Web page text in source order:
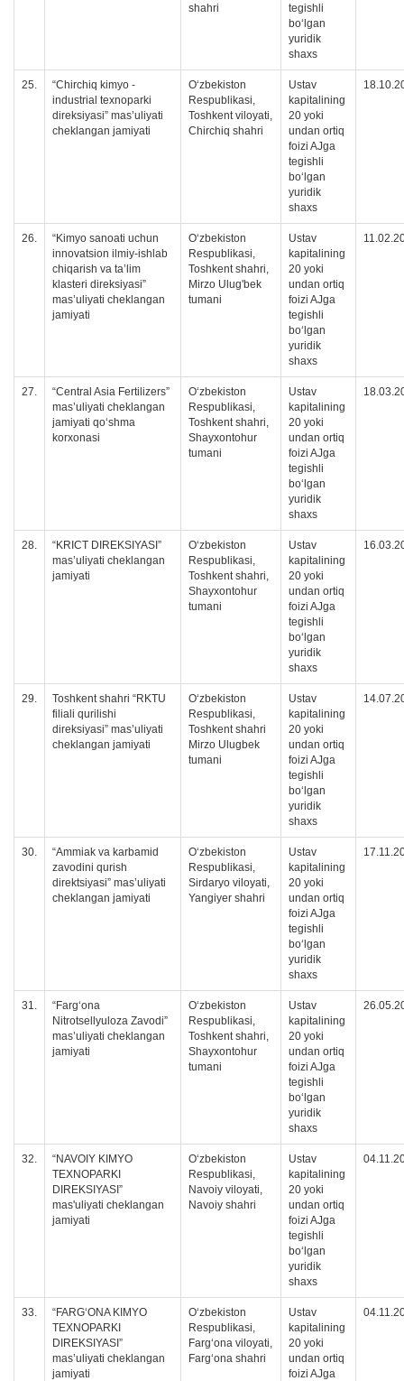
shahri
tegishli
boʻlgan
yuridik
shaxs
25.
“Chirchiq kimyo -
industrial texnoparki
direksiyasi” mas’uliyati
cheklangan jamiyati
O‘zbekiston
Respublikasi,
Toshkent viloyati,
Chirchiq shahri
Ustav
kapitalining
20 yoki
undan ortiq
foizi AJga
tegishli
boʻlgan
yuridik
shaxs
26.
“Kimyo sanoati uchun
innovatsion ilmiy-ishlab
chiqarish va ta’lim
klasteri direksiyasi”
mas’uliyati cheklangan
jamiyati
Oʻzbekiston
Respublikasi,
Toshkent shahri,
Mirzo Ulug'bek
tumani
Ustav
kapitalining
20 yoki
undan ortiq
foizi AJga
tegishli
boʻlgan
yuridik
shaxs
27.
“Central Asia Fertilizers”
mas’uliyati cheklangan
jamiyati qo‘shma
korxonasi
O‘zbekiston
Respublikasi,
Toshkent shahri,
Shayxontohur
tumani
Ustav
kapitalining
20 yoki
undan ortiq
foizi AJga
tegishli
boʻlgan
yuridik
shaxs
28.
“KRICT DIREKSIYASI”
mas’uliyati cheklangan
jamiyati
O‘zbekiston
Respublikasi,
Toshkent shahri,
Shayxontohur
tumani
Ustav
kapitalining
20 yoki
undan ortiq
foizi AJga
tegishli
boʻlgan
yuridik
shaxs
29.
Toshkent shahri “RKTU
filiali qurilishi
direksiyasi” mas’uliyati
cheklangan jamiyati
O‘zbekiston
Respublikasi,
Toshkent shahri
Mirzo Ulugbek
tumani
Ustav
kapitalining
20 yoki
undan ortiq
foizi AJga
tegishli
boʻlgan
yuridik
shaxs
30.
“Аmmiak va karbamid
zavodini qurish
direktsiyasi” mas’uliyati
cheklangan jamiyati
Oʻzbekiston
Respublikasi,
Sirdaryo viloyati,
Yangiyer shahri
Ustav
kapitalining
20 yoki
undan ortiq
foizi AJga
tegishli
boʻlgan
yuridik
shaxs
31.
“Farg‘ona
Nitrotsellyuloza Zavodi”
mas’uliyati cheklangan
jamiyati
O‘zbekiston
Respublikasi,
Toshkent shahri,
Shayxontohur
tumani
Ustav
kapitalining
20 yoki
undan ortiq
foizi AJga
tegishli
boʻlgan
yuridik
shaxs
32.
“NAVOIY KIMYO
TEXNOPARKI
DIREKSIYASI”
mas'uliyati cheklangan
jamiyati
O‘zbekiston
Respublikasi,
Navoiy viloyati,
Navoiy shahri
Ustav
kapitalining
20 yoki
undan ortiq
foizi AJga
tegishli
boʻlgan
yuridik
shaxs
33.
“FARG‘ONA KIMYO
TEXNOPARKI
DIREKSIYASI”
mas’uliyati cheklangan
jamiyati
O‘zbekiston
Respublikasi,
Fargʻona viloyati,
Fargʻona shahri
Ustav
kapitalining
20 yoki
undan ortiq
foizi AJga